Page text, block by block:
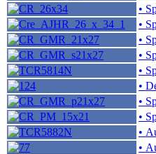
•
•
•
•
•
•
•
•
•
•